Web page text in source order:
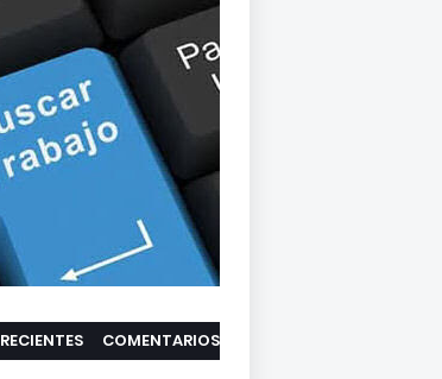
RECIENTES COMENTARIOS